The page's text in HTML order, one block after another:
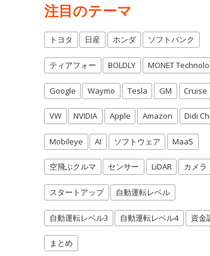
注目のテーマ
トヨタ 日産 ホンダ ソフトバンク
ティアフォー BOLDLY MONET
Google Waymo Tesla GM Cruise
VW NVIDIA Apple Amazon Didi
Mobileye AI ソフトウェア MaaS
空飛ぶクルマ センサー LiDAR カメラ
スタートアップ 自動運転レベル
自動運転レベル3 自動運転レベル4 資金
まとめ